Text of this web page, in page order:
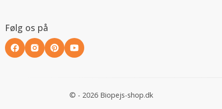
Følg os på
© - 2026 Biopejs-shop.dk